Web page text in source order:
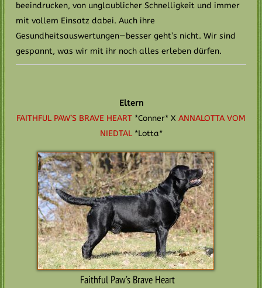
beeindrucken, von unglaublicher Schnelligkeit und immer
mit vollem Einsatz dabei. Auch ihre
Gesundheitsauswertungen—besser geht’s nicht. Wir sind
gespannt, was wir mit ihr noch alles erleben dürfen.
Eltern
FAITHFUL PAW’S BRAVE HEART *Conner* X ANNALOTTA VOM
NIEDTAL*Lotta*
Faithful Paw’s Brave Heart